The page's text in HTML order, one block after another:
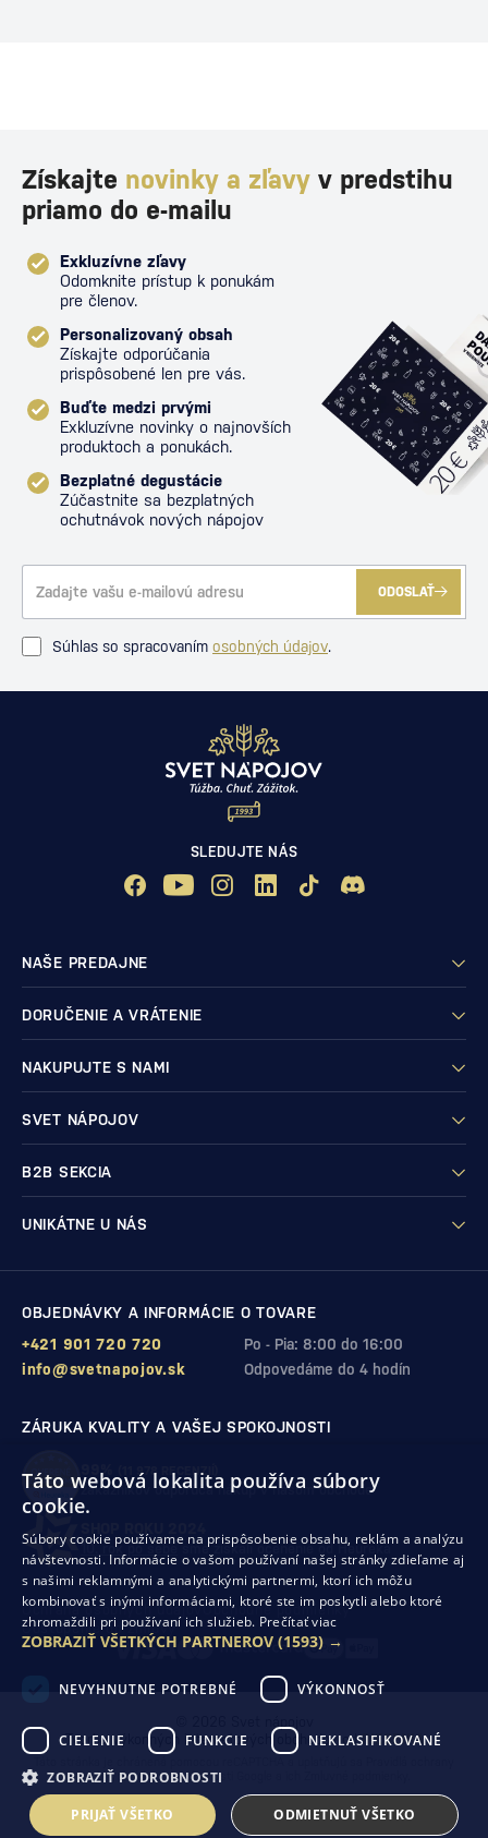
Získajte novinky a zľavy v predstihu
priamo do e-mailu
Exkluzívne zľavy
Odomknite prístup k ponukám
pre členov.
Personalizovaný obsah
Získajte odporúčania
prispôsobené len pre vás.
Buďte medzi prvými
Exkluzívne novinky o najnovších
produktoch a ponukách.
Bezplatné degustácie
Zúčastnite sa bezplatných
ochutnávok nových nápojov
ODOSLAŤ
Súhlas so spracovaním osobných údajov.
SLEDUJTE NÁS
NAŠE PREDAJNE
DORUČENIE A VRÁTENIE
NAKUPUJTE S NAMI
SVET NÁPOJOV
B2B SEKCIA
UNIKÁTNE U NÁS
OBJEDNÁVKY A INFORMÁCIE O TOVARE
Po - Pia: 8:00 do 16:00
+421 901 720 720
Odpovedáme do 4 hodín
info@svetnapojov.sk
ZÁRUKA KVALITY A VAŠEJ SPOKOJNOSTI
99% (11 978 RECENZIÍ)
zákazníkov odporúča nákup v našom obchode
10. rok po sebesme získali ocenenie od Heureka
Ochrana osobných údajovObchodné podmienky
Odstúpenie od zmluvy
Tvorba výkonných internetových obchodov odRIESENIA
osobných údajovspoločnosti Google a ich
Táto webová lokalita používa súbory
cookie.
Súbory cookie používame na prispôsobenie obsahu, reklám a analýzu
návštevnosti. Informácie o vašom používaní našej stránky zdieľame aj
s našimi reklamnými a analytickými partnermi, ktorí ich môžu
kombinovať s inými informáciami, ktoré ste im poskytli alebo ktoré
zhromaždili pri používaní ich služieb. Prečítať viac
ZOBRAZIŤ VŠETKÝCH PARTNEROV (1593) →
NEVYHNUTNE POTREBNÉ VÝKONNOSŤ
CIELENIE FUNKCIE NEKLASIFIKOVANÉ
ZOBRAZIŤ PODROBNOSTI
PRIJAŤ VŠETKO
ODMIETNUŤ VŠETKO